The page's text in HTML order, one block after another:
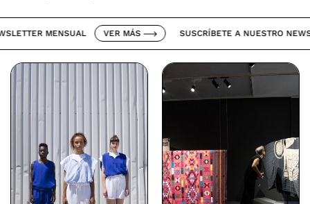
MENSUAL VER MÁS SUSCRÍBETE A NUESTRO